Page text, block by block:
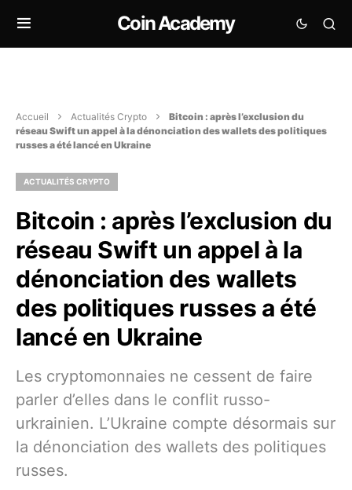
Coin Academy
Accueil Actualités Crypto
Bitcoin : après l’exclusion du
réseau Swift un appel à la dénonciation des wallets des politiques
russes a été lancé en Ukraine
ACTUALITÉS CRYPTO
Bitcoin : après l’exclusion du
réseau Swift un appel à la
dénonciation des wallets
des politiques russes a été
lancé en Ukraine
Les cryptomonnaies ne cessent de faire
parler d’elles dans le conflit russo-
urkrainien. L’Ukraine compte désormais sur
la dénonciation des wallets des politiques
russes.